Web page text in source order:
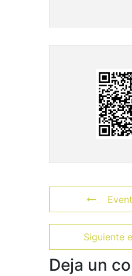
Siguiente
Deja un